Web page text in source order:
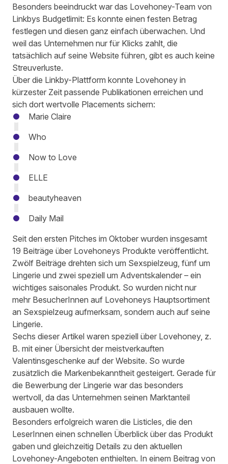
Besonders beeindruckt war das Lovehoney-Team von
Linkbys Budgetlimit: Es konnte einen festen Betrag
festlegen und diesen ganz einfach überwachen. Und
weil das Unternehmen nur für Klicks zahlt, die
tatsächlich auf seine Website führen, gibt es auch keine
Streuverluste.
Über die Linkby-Plattform konnte Lovehoney in
kürzester Zeit passende Publikationen erreichen und
sich dort wertvolle Placements sichern:
Marie Claire
Who
Now to Love
ELLE
beautyheaven
Daily Mail
Seit den ersten Pitches im Oktober wurden insgesamt
19 Beiträge über Lovehoneys Produkte veröffentlicht.
Zwölf Beiträge drehten sich um Sexspielzeug, fünf um
Lingerie und zwei speziell um Adventskalender – ein
wichtiges saisonales Produkt. So wurden nicht nur
mehr BesucherInnen auf Lovehoneys Hauptsortiment
an Sexspielzeug aufmerksam, sondern auch auf seine
Lingerie.
Sechs dieser Artikel waren speziell über Lovehoney, z.
B. mit einer Übersicht der meistverkauften
Valentinsgeschenke auf der Website. So wurde
zusätzlich die Markenbekanntheit gesteigert. Gerade für
die Bewerbung der Lingerie war das besonders
wertvoll, da das Unternehmen seinen Marktanteil
ausbauen wollte.
Besonders erfolgreich waren die Listicles, die den
LeserInnen einen schnellen Überblick über das Produkt
gaben und gleichzeitig Details zu den aktuellen
Lovehoney-Angeboten enthielten. In einem Beitrag von